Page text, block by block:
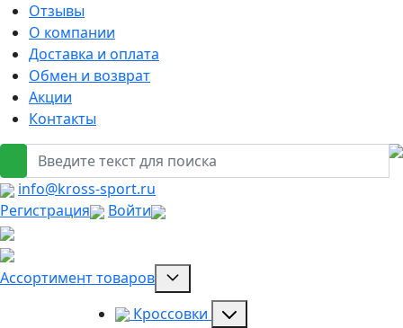
Отзывы
О компании
Доставка и оплата
Обмен и возврат
Акции
Контакты
info@kross-sport.ru
Регистрация
Войти
Ассортимент товаров
Кроссовки